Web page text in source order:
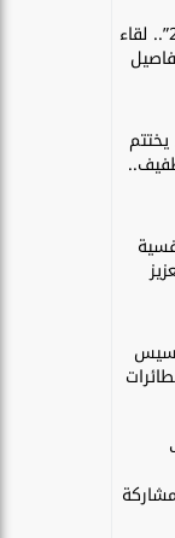
مؤتمر ”أبشر 2025”.. لقاء
2025 بمشاركة